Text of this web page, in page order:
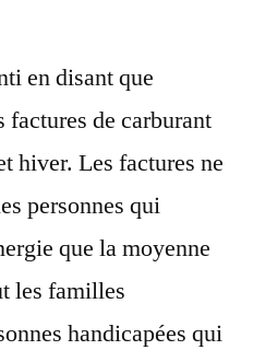
en disant que
factures de carburant
hiver. Les factures ne
personnes qui
que la moyenne
les familles
handicapées qui